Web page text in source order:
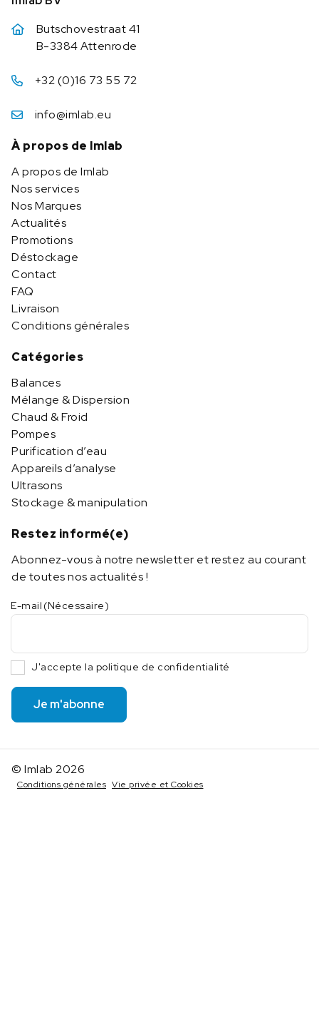
Butschovestraat 41
B-3384 Attenrode
+32 (0)16 73 55 72
info@imlab.eu
À propos de Imlab
A propos de Imlab
Nos services
Nos Marques
Actualités
Promotions
Déstockage
Contact
FAQ
Livraison
Conditions générales
Catégories
Balances
Mélange & Dispersion
Chaud & Froid
Pompes
Purification d’eau
Appareils d’analyse
Ultrasons
Stockage & manipulation
Restez informé(e)
Abonnez-vous à notre newsletter et restez au courant
de toutes nos actualités !
E-mail (Nécessaire)
J'accepte la politique de confidentialité
Je m'abonne
© Imlab 2026
Conditions générales Vie privée et Cookies